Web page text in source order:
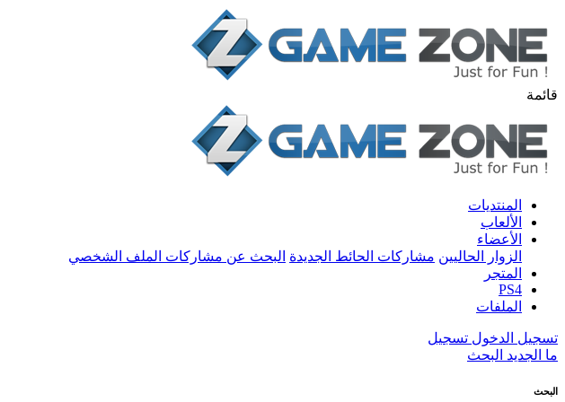
قائمة
المنتديات
الألعاب
الأعضاء
الزوار الحاليين مشاركات الحائط الجديدة البحث عن مشاركات الملف الشخصي
المتجر
PS4
الملفات
تسجيل الدخول تسجيل
ما الجديد البحث
البحث